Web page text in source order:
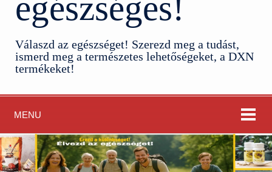
egészséges!
Válaszd az egészséget! Szerezd meg a tudást,
ismerd meg a természetes lehetőségeket, a DXN
termékeket!
MENU